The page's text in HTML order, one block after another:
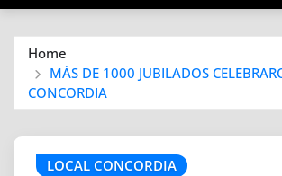
Home
MÁS DE 1000 JUBILADOS
CONCORDIA
LOCAL CONCORDIA